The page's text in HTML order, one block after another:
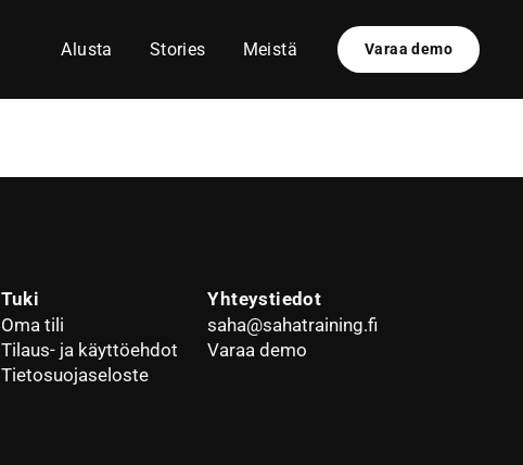
Alusta Stories Meistä Varaa demo
Tuki
Oma tili
Tilaus- ja käyttöehdot
Tietosuojaseloste
Yhteystiedot
saha@sahatraining.fi
Varaa demo